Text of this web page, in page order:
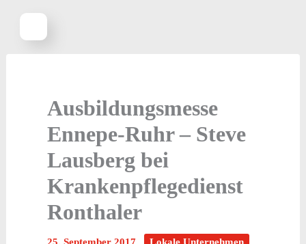
Ausbildungsmesse
Ennepe-Ruhr – Steve
Lausberg bei
Krankenpflegedienst
Ronthaler